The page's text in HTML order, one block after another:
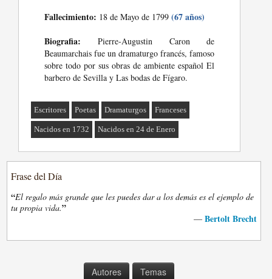
Fallecimiento: 18 de Mayo de 1799(67 años)
Biografia: Pierre-Augustin Caron de
Beaumarchais fue un dramaturgo francés, famoso
sobre todo por sus obras de ambiente español El
barbero de Sevilla y Las bodas de Fígaro.
Escritores Poetas Dramaturgos Franceses
Nacidos en 1732 Nacidos en 24 de Enero
Frase del Día
“El regalo más grande que les puedes dar a los demás es el ejemplo de
tu propia vida.”
— Bertolt Brecht
Autores Temas